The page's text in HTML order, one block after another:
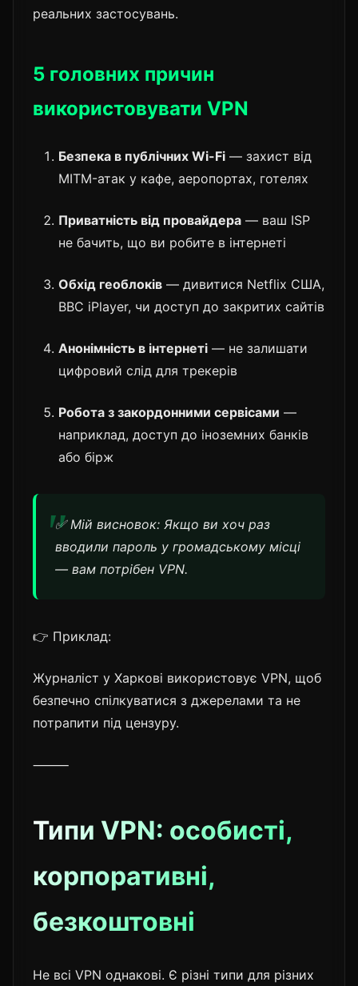
реальних застосувань.
5 головних причин
використовувати VPN
Безпека в публічних Wi-Fi — захист від
MITM-атак у кафе, аеропортах, готелях
Приватність від провайдера — ваш ISP
не бачить, що ви робите в інтернеті
Обхід геоблоків — дивитися Netflix США,
BBC iPlayer, чи доступ до закритих сайтів
Анонімність в інтернеті — не залишати
цифровий слід для трекерів
Робота з закордонними сервісами —
наприклад, доступ до іноземних банків
або бірж
✅ Мій висновок: Якщо ви хоч раз
вводили пароль у громадському місці
— вам потрібен VPN.
👉 Приклад:
Журналіст у Харкові використовує VPN, щоб
безпечно спілкуватися з джерелами та не
потрапити під цензуру.
⸻
Типи VPN: особисті,
корпоративні,
безкоштовні
Не всі VPN однакові. Є різні типи для різних